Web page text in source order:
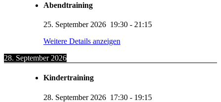
Abendtraining
25. September 2026 19:30 - 21:15
Weitere Details anzeigen
28. September 2026
Kindertraining
28. September 2026 17:30 - 19:15